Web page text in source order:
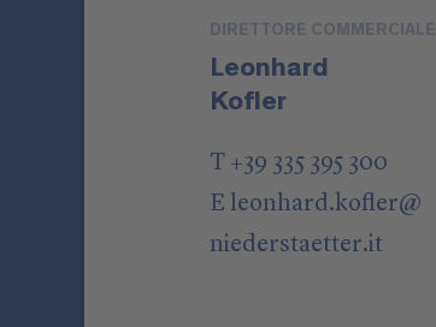
DIRETTORE COMMERCIALE
Leonhard
Kofler
T +39 335 395 300
E leonhard.kofler@
niederstaetter.it